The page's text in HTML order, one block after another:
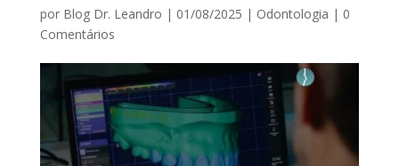
por Blog Dr. Leandro | 01/08/2025 | Odontologia | 0
Comentários